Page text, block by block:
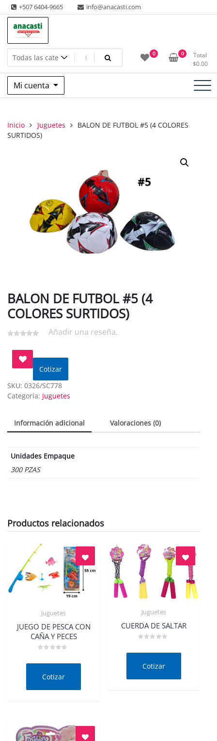
Saltar
al
contenido
+507 6404-9665 info@anacasti.com
Anacasti Internacional SA
Ventas de productos al por mayor de flores y plantas. juguetes,
navidad, religioso y adornos
0 0
Total
$0.00
Mi cuenta
Inicio Juguetes
BALON DE FUTBOL #5 (4 COLORES
SURTIDOS)
BALON DE FUTBOL #5 (4
COLORES SURTIDOS)
Añadir una reseña.
Cotizar
SKU: 0326/SC778
Categoría: Juguetes
Información adicional Valoraciones (0)
Unidades Empaque
300 PZAS
Productos relacionados
Juguetes
JUEGO DE PESCA CON
CAÑA Y PECES
deCotizar
Juguetes
CUERDA DE SALTAR
deCotizar